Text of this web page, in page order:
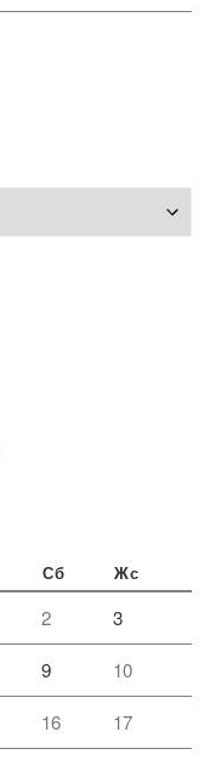
Сб Жс
2 3
9 10
16 17